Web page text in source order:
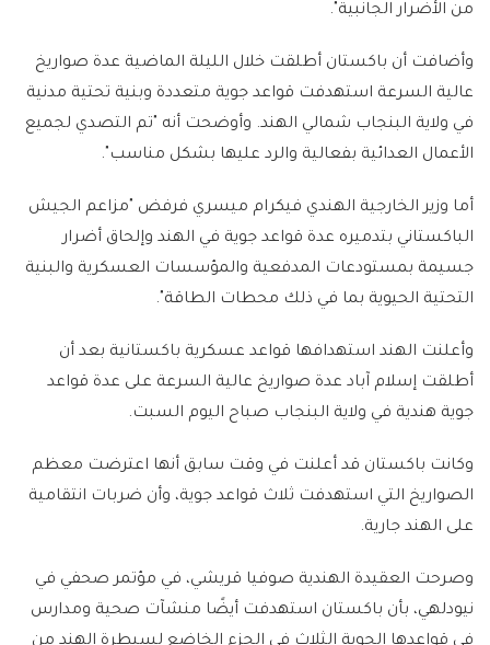
من الأضرار الجانبية".
وأضافت أن باكستان أطلقت خلال الليلة الماضية عدة صواريخ
عالية السرعة استهدفت قواعد جوية متعددة وبنية تحتية مدنية
في ولاية البنجاب شمالي الهند. وأوضحت أنه "تم التصدي لجميع
الأعمال العدائية بفعالية والرد عليها بشكل مناسب".
أما وزير الخارجية الهندي فيكرام ميسري فرفض "مزاعم الجيش
الباكستاني بتدميره عدة قواعد جوية في الهند وإلحاق أضرار
جسيمة بمستودعات المدفعية والمؤسسات العسكرية والبنية
التحتية الحيوية بما في ذلك محطات الطاقة".
وأعلنت الهند استهدافها قواعد عسكرية باكستانية بعد أن
أطلقت إسلام آباد عدة صواريخ عالية السرعة على عدة قواعد
جوية هندية في ولاية البنجاب صباح اليوم السبت.
وكانت باكستان قد أعلنت في وقت سابق أنها اعترضت معظم
الصواريخ التي استهدفت ثلاث قواعد جوية، وأن ضربات انتقامية
على الهند جارية.
وصرحت العقيدة الهندية صوفيا قريشي، في مؤتمر صحفي في
نيودلهي، بأن باكستان استهدفت أيضًا منشآت صحية ومدارس